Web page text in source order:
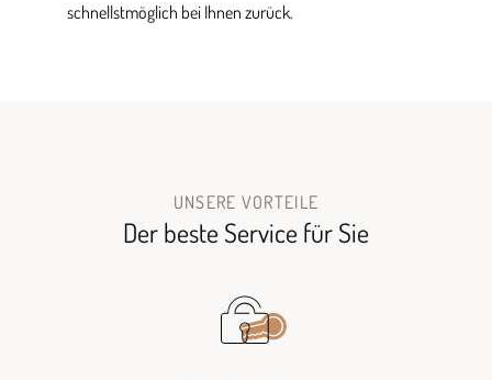
schnellstmöglich bei Ihnen zurück.
UNSERE VORTEILE
Der beste Service für Sie